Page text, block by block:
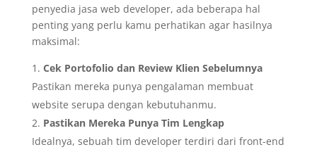
penyedia jasa web developer, ada beberapa hal
penting yang perlu kamu perhatikan agar hasilnya
maksimal:
Cek Portofolio dan Review Klien Sebelumnya
Pastikan mereka punya pengalaman membuat
website serupa dengan kebutuhanmu.
Pastikan Mereka Punya Tim Lengkap
Idealnya, sebuah tim developer terdiri dari front-end